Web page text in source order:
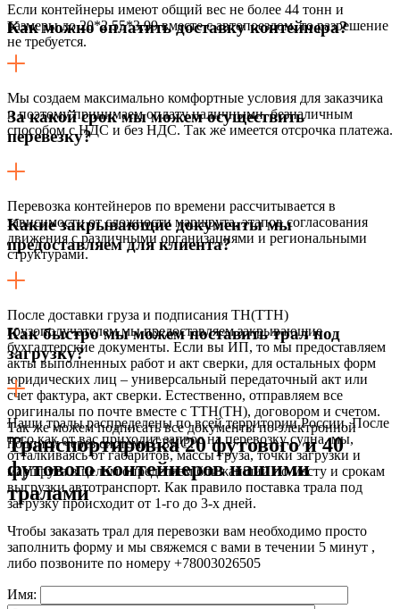
Если контейнеры имеют общий вес не более 44 тонн и
размеры до 20*2,55*3,99 вместе с автопоездом, то разрешение
не требуется.
Как можно оплатить доставку контейнера?
Мы создаем максимально комфортные условия для заказчика
и поэтому принимаем оплату наличными, безналичным
способом с НДС и без НДС. Так же имеется отсрочка платежа.
За какой срок мы можем осуществить
перевезку?
Перевозка контейнеров по времени рассчитывается в
зависимости от сложности маршрута, этапов согласования
движения с различными организациями и региональными
структурами.
Какие закрывающие документы мы
предоставляем для клиента?
После доставки груза и подписания ТН(ТТН)
грузополучателем мы предоставляем закрывающие
бухгалтерские документы. Если вы ИП, то мы предоставляем
акты выполненных работ и акт сверки, для остальных форм
юридических лиц – универсальный передаточный акт или
счет фактура, акт сверки. Естественно, отправляем все
оригиналы по почте вместе с ТТН(ТН), договором и счетом.
Так же можем подписать все документы по электронной
подписи через систему СБИС.
Как быстро мы можем поставить трал под
загрузку?
Наши тралы распределены по всей территории России. После
того как от вас приходит запрос на перевозку судна, мы,
отталкиваясь от габаритов, массы груза, точки загрузки и
маршрута в целом определяем ближайший по месту и срокам
выгрузки автотранспорт. Как правило поставка трала под
загрузку происходит от 1-го до 3-х дней.
Транспортировка 20 футового и 40
футового контейнеров нашими
тралами
Чтобы заказать трал для перевозки вам необходимо просто
заполнить форму и мы свяжемся с вами в течении 5 минут ,
либо позвоните по номеру +78003026505
Имя: